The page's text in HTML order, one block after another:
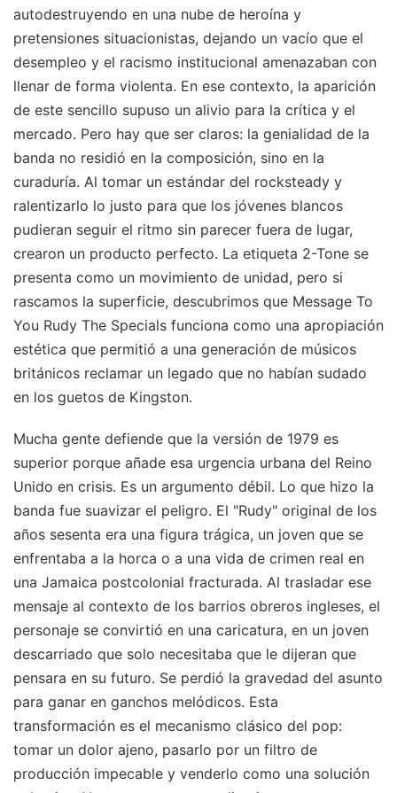
autodestruyendo en una nube de heroína y
pretensiones situacionistas, dejando un vacío que el
desempleo y el racismo institucional amenazaban con
llenar de forma violenta. En ese contexto, la aparición
de este sencillo supuso un alivio para la crítica y el
mercado. Pero hay que ser claros: la genialidad de la
banda no residió en la composición, sino en la
curaduría. Al tomar un estándar del rocksteady y
ralentizarlo lo justo para que los jóvenes blancos
pudieran seguir el ritmo sin parecer fuera de lugar,
crearon un producto perfecto. La etiqueta 2-Tone se
presenta como un movimiento de unidad, pero si
rascamos la superficie, descubrimos que Message To
You Rudy The Specials funciona como una apropiación
estética que permitió a una generación de músicos
británicos reclamar un legado que no habían sudado
en los guetos de Kingston.
Mucha gente defiende que la versión de 1979 es
superior porque añade esa urgencia urbana del Reino
Unido en crisis. Es un argumento débil. Lo que hizo la
banda fue suavizar el peligro. El "Rudy" original de los
años sesenta era una figura trágica, un joven que se
enfrentaba a la horca o a una vida de crimen real en
una Jamaica postcolonial fracturada. Al trasladar ese
mensaje al contexto de los barrios obreros ingleses, el
personaje se convirtió en una caricatura, en un joven
descarriado que solo necesitaba que le dijeran que
pensara en su futuro. Se perdió la gravedad del asunto
para ganar en ganchos melódicos. Esta
transformación es el mecanismo clásico del pop:
tomar un dolor ajeno, pasarlo por un filtro de
producción impecable y venderlo como una solución